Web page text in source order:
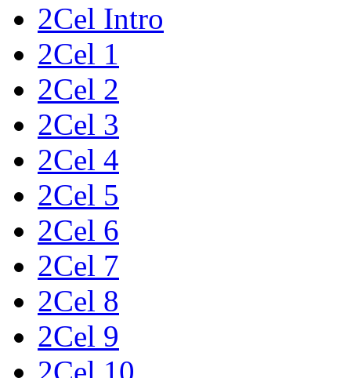
2Cel Intro
2Cel 1
2Cel 2
2Cel 3
2Cel 4
2Cel 5
2Cel 6
2Cel 7
2Cel 8
2Cel 9
2Cel 10